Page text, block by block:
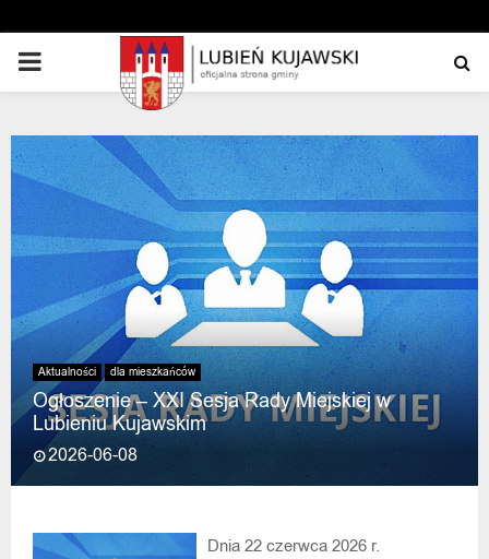
PRIMARY
Aktualności dla mieszkańców
Ogłoszenie – XXI Sesja Rady Miejskiej w
Lubieniu Kujawskim
2026-06-08
Dnia 22 czerwca 2026 r.